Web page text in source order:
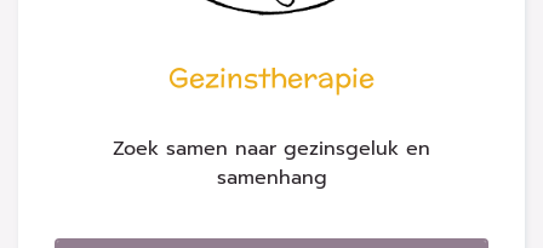
Gezinstherapie
Zoek samen naar gezinsgeluk en
samenhang